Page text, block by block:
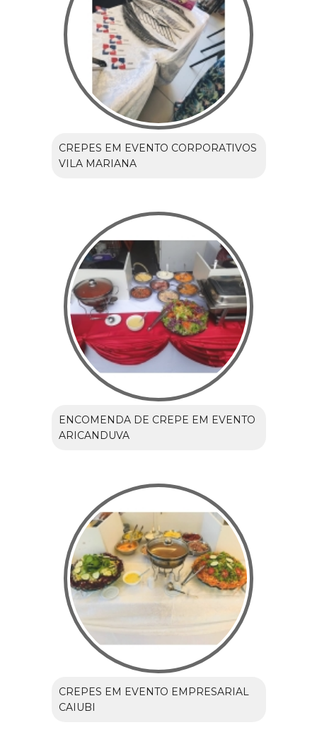
CREPES EM EVENTO CORPORATIVOS
VILA MARIANA
ENCOMENDA DE CREPE EM EVENTO
ARICANDUVA
CREPES EM EVENTO EMPRESARIAL
CAIUBI